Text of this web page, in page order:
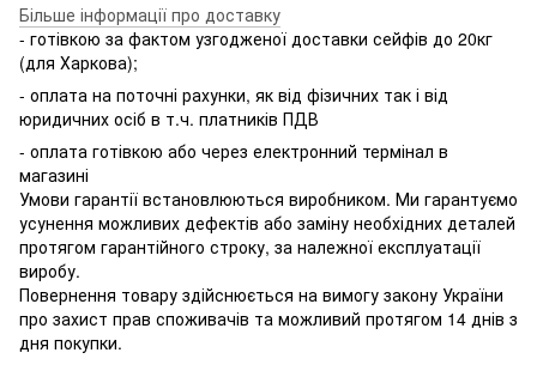
Більше інформації про доставку
- готівкою за фактом узгодженої доставки сейфів до 20кг
(для Харкова);
- оплата на поточні рахунки, як від фізичних так і від
юридичних осіб в т.ч. платників ПДВ
- оплата готівкою або через електронний термінал в
магазині
Умови гарантії встановлюються виробником. Ми гарантуємо
усунення можливих дефектів або заміну необхідних деталей
протягом гарантійного строку, за належної експлуатації
виробу.
Повернення товару здійснюється на вимогу закону України
про захист прав споживачів та можливий протягом 14 днів з
дня покупки.